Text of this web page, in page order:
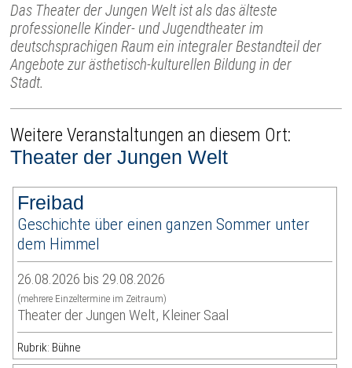
Das Theater der Jungen Welt ist als das älteste
professionelle Kinder- und Jugendtheater im
deutschsprachigen Raum ein integraler Bestandteil der
Angebote zur ästhetisch-kulturellen Bildung in der
Stadt.
Weitere Veranstaltungen an diesem Ort:
Theater der Jungen Welt
Freibad
Geschichte über einen ganzen Sommer unter
dem Himmel
26.08.2026 bis 29.08.2026
(mehrere Einzeltermine im Zeitraum)
Theater der Jungen Welt, Kleiner Saal
Rubrik: Bühne